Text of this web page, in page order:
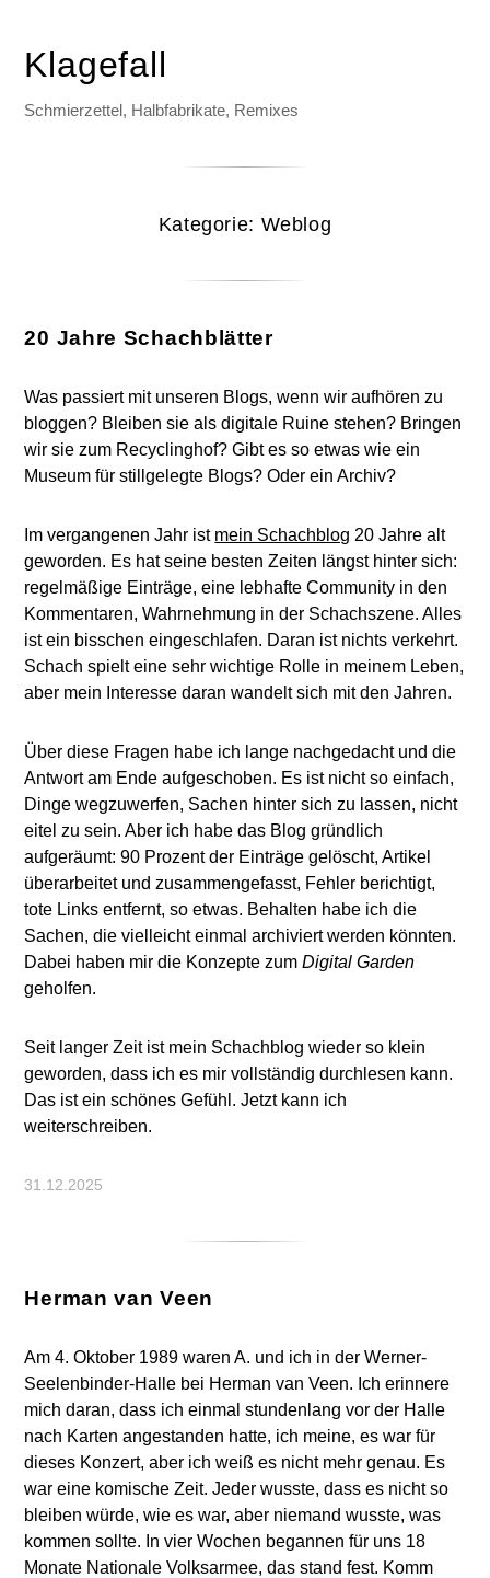
Klagefall
Schmierzettel, Halbfabrikate, Remixes
Kategorie: Weblog
20 Jahre Schachblätter
Was passiert mit unseren Blogs, wenn wir aufhören zu
bloggen? Bleiben sie als digitale Ruine stehen? Bringen
wir sie zum Recyclinghof? Gibt es so etwas wie ein
Museum für stillgelegte Blogs? Oder ein Archiv?
Im vergangenen Jahr ist mein Schachblog 20 Jahre alt
geworden. Es hat seine besten Zeiten längst hinter sich:
regelmäßige Einträge, eine lebhafte Community in den
Kommentaren, Wahrnehmung in der Schachszene. Alles
ist ein bisschen eingeschlafen. Daran ist nichts verkehrt.
Schach spielt eine sehr wichtige Rolle in meinem Leben,
aber mein Interesse daran wandelt sich mit den Jahren.
Über diese Fragen habe ich lange nachgedacht und die
Antwort am Ende aufgeschoben. Es ist nicht so einfach,
Dinge wegzuwerfen, Sachen hinter sich zu lassen, nicht
eitel zu sein. Aber ich habe das Blog gründlich
aufgeräumt: 90 Prozent der Einträge gelöscht, Artikel
überarbeitet und zusammengefasst, Fehler berichtigt,
tote Links entfernt, so etwas. Behalten habe ich die
Sachen, die vielleicht einmal archiviert werden könnten.
Dabei haben mir die Konzepte zumDigital Garden
geholfen.
Seit langer Zeit ist mein Schachblog wieder so klein
geworden, dass ich es mir vollständig durchlesen kann.
Das ist ein schönes Gefühl. Jetzt kann ich
weiterschreiben.
31.12.2025
Herman van Veen
Am 4. Oktober 1989 waren A. und ich in der Werner-
Seelenbinder-Halle bei Herman van Veen. Ich erinnere
mich daran, dass ich einmal stundenlang vor der Halle
nach Karten angestanden hatte, ich meine, es war für
dieses Konzert, aber ich weiß es nicht mehr genau. Es
war eine komische Zeit. Jeder wusste, dass es nicht so
bleiben würde, wie es war, aber niemand wusste, was
kommen sollte. In vier Wochen begannen für uns 18
Monate Nationale Volksarmee, das stand fest. Komm